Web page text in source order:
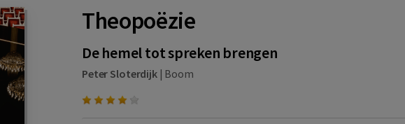
Theopoëzie
De hemel tot spreken brengen
Peter Sloterdijk| Boom